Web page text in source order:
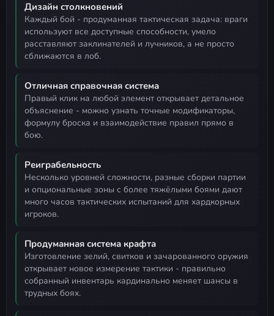
Дизайн столкновений
каждый бой - продуманная тактическая задача: враги
используют все доступные способности, умело
расставляют заклинателей и лучников, а не просто
сближаются в лоб.
Отличная справочная система
правый клик на любой элемент открывает детальное
объяснение - можно узнать точные модификаторы,
формулу броска и взаимодействие правил прямо в
бою.
Реиграбельность
несколько уровней сложности, разные сборки партии
и опциональные зоны с более тяжёлыми боями дают
много часов тактических испытаний для хардкорных
игроков.
Продуманная система крафта
изготовление зелий, свитков и зачарованного оружия
открывает новое измерение тактики - правильно
собранный инвентарь кардинально меняет шансы в
трудных боях.